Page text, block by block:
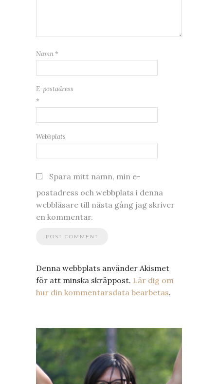
Namn *
E-postadress
*
Webbplats
Spara mitt namn, min e-
postadress och webbplats i denna
webbläsare till nästa gång jag skriver
en kommentar.
Denna webbplats använder Akismet
för att minska skräppost. Lär dig om
hur din kommentarsdata bearbetas.